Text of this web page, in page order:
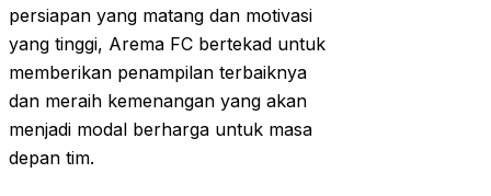
persiapan yang matang dan motivasi
yang tinggi, Arema FC bertekad untuk
memberikan penampilan terbaiknya
dan meraih kemenangan yang akan
menjadi modal berharga untuk masa
depan tim.